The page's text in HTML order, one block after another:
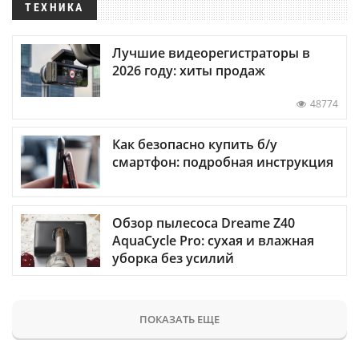
ТЕХНИКА
Лучшие видеорегистраторы в
2026 году: хиты продаж
48774
Как безопасно купить б/у
смартфон: подробная инструкция
Обзор пылесоса Dreame Z40
AquaCycle Pro: сухая и влажная
уборка без усилий
ПОКАЗАТЬ ЕЩЕ